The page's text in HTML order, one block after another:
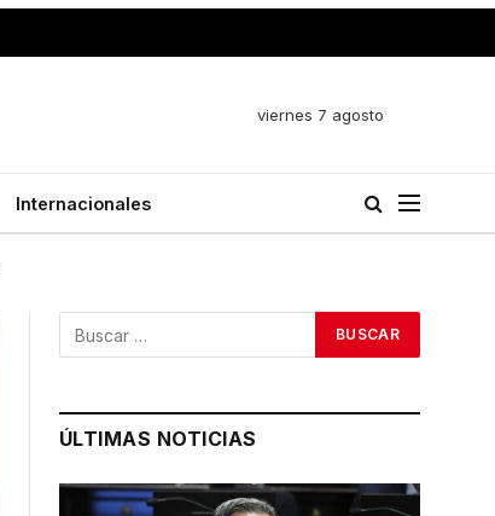
viernes 7 agosto
Internacionales
ÚLTIMAS NOTICIAS